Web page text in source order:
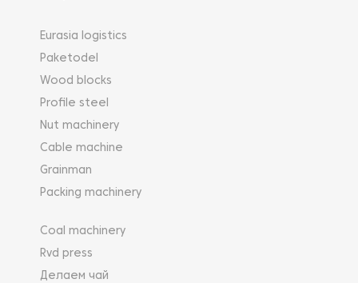
Eurasia logistics
Paketodel
Wood blocks
Profile steel
Nut machinery
Cable machine
Grainman
Packing machinery
Coal machinery
Rvd press
Делаем чай